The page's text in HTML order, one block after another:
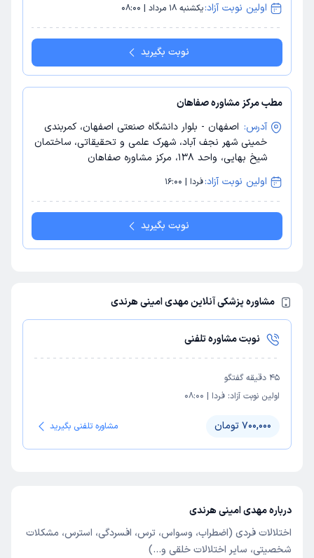
اولین نوبت آزاد:یکشنبه 18 مرداد | 08:00
نوبت بگیرید
مطب مرکز مشاوره صفاهان
آدرس: اصفهان - بلوار دانشگاه صنعتی اصفهان، کمربندی
خمینی شهر نجف آباد، شهرک علمی و تحقیقاتی، ساختمان
شیخ بهایی، واحد 138، مرکز مشاوره صفاهان
اولین نوبت آزاد:فردا | 16:00
نوبت بگیرید
مشاوره پزشکی آنلاین مهدی امینی هرندی
نوبت مشاوره تلفنی
45 دقیقه گفتگو
اولین نوبت آزاد: فردا |
08:00
700,000 تومان مشاوره تلفنی بگیرید
درباره مهدی امینی هرندی
اختلالات فردی (اضطراب، وسواس، ترس، افسردگی، استرس، مشکلات
شخصیتی، سایر اختلالات خلقی و...)